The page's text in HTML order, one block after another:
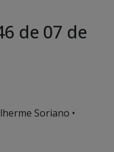
de 07 de
Soriano •